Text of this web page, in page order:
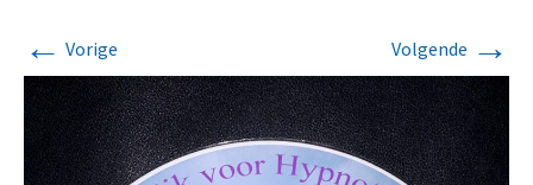
← Vorige Volgende →